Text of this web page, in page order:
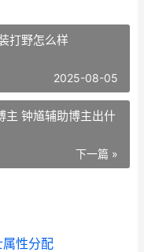
打野怎么样
2025-08-05
主 钟馗辅助博主出什
下一篇 »
性分配